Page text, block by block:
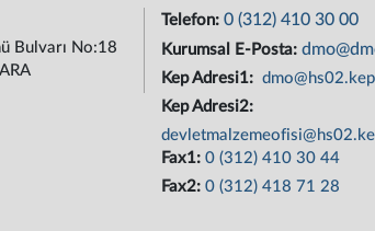
Bulvarı No:18
Telefon: 0 (312) 410 30 00
Kurumsal E-Posta:
Kep Adresi1:
Kep Adresi2:
Fax1: 0 (312) 410 30 44
Fax2: 0 (312) 418 71 28